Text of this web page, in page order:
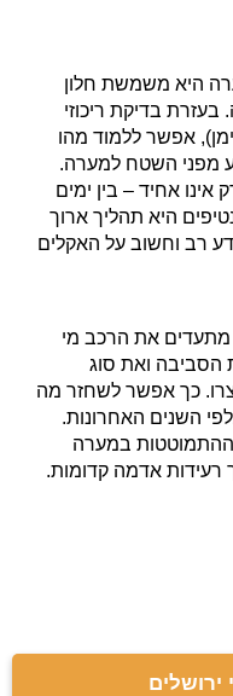
היא משמשת חלון
בדיקת ריכוזי
אפשר ללמוד מהו
מפני השטח למערה.
אחיד – בין ימים
נטיפים היא תהליך ארוך
רב וחשוב על האקלים
מתעדים את הרכב מי
ואת סוג
כך אפשר לשחזר מה
השנים האחרונות.
במערה
רעידות אדמה קדומות.